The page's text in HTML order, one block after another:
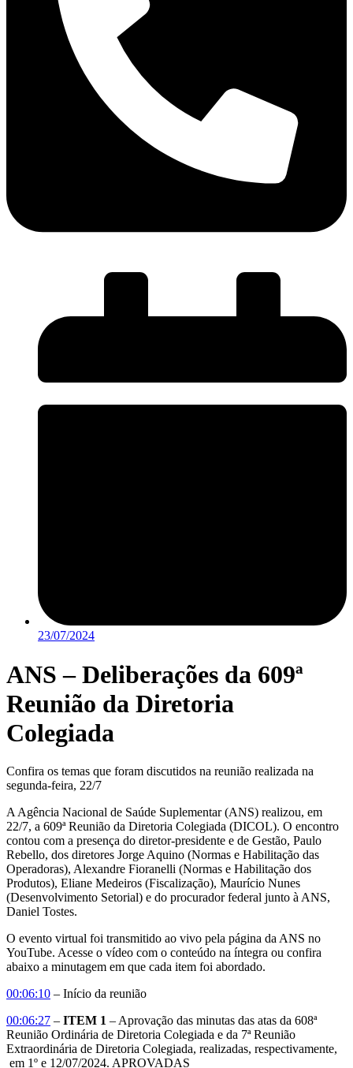
23/07/2024
ANS – Deliberações da 609ª
Reunião da Diretoria
Colegiada
Confira os temas que foram discutidos na reunião realizada na
segunda-feira, 22/7
A Agência Nacional de Saúde Suplementar (ANS) realizou, em
22/7, a 609ª Reunião da Diretoria Colegiada (DICOL). O encontro
contou com a presença do diretor-presidente e de Gestão, Paulo
Rebello, dos diretores Jorge Aquino (Normas e Habilitação das
Operadoras), Alexandre Fioranelli (Normas e Habilitação dos
Produtos), Eliane Medeiros (Fiscalização), Maurício Nunes
(Desenvolvimento Setorial) e do procurador federal junto à ANS,
Daniel Tostes.
O evento virtual foi transmitido ao vivo pela página da ANS no
YouTube. Acesse o vídeo com o conteúdo na íntegra ou confira
abaixo a minutagem em que cada item foi abordado.
00:06:10 – Início da reunião
00:06:27 – ITEM 1 – Aprovação das minutas das atas da 608ª
Reunião Ordinária de Diretoria Colegiada e da 7ª Reunião
Extraordinária de Diretoria Colegiada, realizadas, respectivamente,
em 1º e 12/07/2024. APROVADAS